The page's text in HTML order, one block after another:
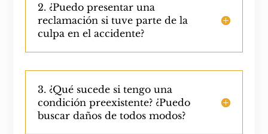
2. ¿Puedo presentar una
reclamación si tuve parte de la
culpa en el accidente?
3. ¿Qué sucede si tengo una
condición preexistente? ¿Puedo
buscar daños de todos modos?